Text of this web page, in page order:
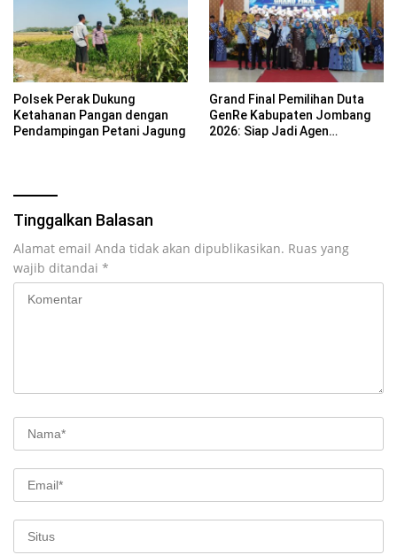
Polsek Perak Dukung
Ketahanan Pangan dengan
Pendampingan Petani Jagung
Grand Final Pemilihan Duta
GenRe Kabupaten Jombang
2026: Siap Jadi Agen
Tinggalkan Balasan
Alamat email Anda tidak akan dipublikasikan. Ruas yang
wajib ditandai *